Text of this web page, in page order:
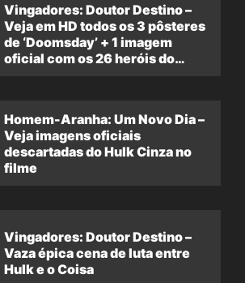
Vingadores: Doutor Destino –
Veja em HD todos os 3 pôsteres
de ‘Doomsday’ + 1 imagem
oficial com os 26 heróis do
Homem-Aranha: Um Novo Dia –
Veja imagens oficiais
descartadas do Hulk Cinza no
filme
Vingadores: Doutor Destino –
Vaza épica cena de luta entre
Hulk e o Coisa